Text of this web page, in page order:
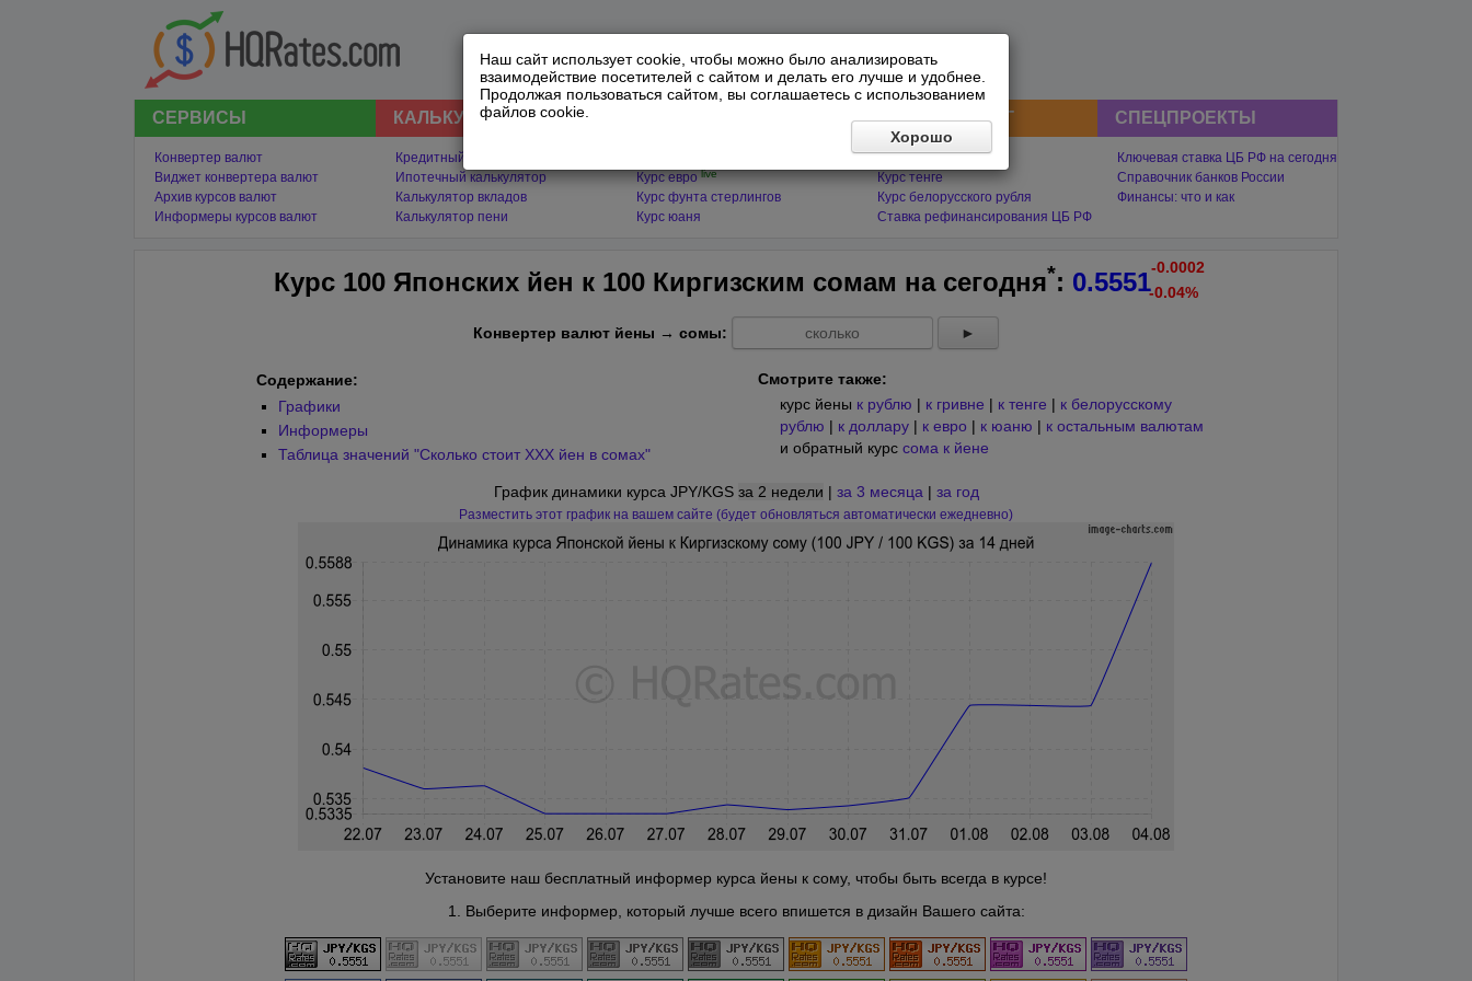
Наш сайт использует cookie, чтобы можно было анализировать
взаимодействие посетителей с сайтом и делать его лучше и удобнее.
Продолжая пользоваться сайтом, вы соглашаетесь с использованием
файлов cookie.
Хорошо
СЕРВИСЫ
Конвертер валют
Виджет конвертера валют
Архив курсов валют
Информеры курсов валют
КАЛЬКУЛЯТОРЫ
Кредитный калькулятор
Ипотечный калькулятор
Калькулятор вкладов
Калькулятор пени
Курс евро live
Курс фунта стерлингов
Курс юаня
ФИНАНСЫ СНГ
Курс гривны
Курс тенге
Курс белорусского рубля
Ставка рефинансирования ЦБ РФ
СПЕЦПРОЕКТЫ
Ключевая ставка ЦБ РФ на сегодня
Справочник банков России
Финансы: что и как
Курс 100 Японских йен к 100 Киргизским сомам на сегодня*: 0.5551-0.0002
-0.04%
Конвертер валют йены → сомы: ►
Содержание:
Графики
Информеры
Таблица значений "Сколько стоит XXX йен в сомах"
Смотрите также:
курс йены к рублю | к гривне | к тенге | к белорусскому
рублю | к доллару | к евро | к юаню | к остальным валютам
и обратный курс сома к йене
График динамики курса JPY/KGS за 2 недели | за 3 месяца | за год
Разместить этот график на вашем сайте (будет обновляться автоматически ежедневно)
Установите наш бесплатный информер курса йены к сому, чтобы быть всегда в курсе!
1. Выберите информер, который лучше всего впишется в дизайн Вашего сайта: